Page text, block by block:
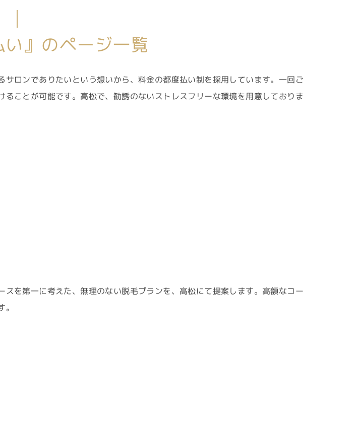
』のページ一覧
ロンでありたいという想いから、料金の都度払い制を採用しています。一回ご
ことが可能です。高松で、勧誘のないストレスフリーな環境を用意しておりま
を第一に考えた、無理のない脱毛プランを、高松にて提案します。高額なコー
約はこちら